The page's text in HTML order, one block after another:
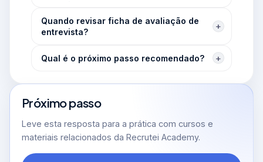
Quando revisar ficha de avaliação de
entrevista?
Qual é o próximo passo recomendado?
Próximo passo
Leve esta resposta para a prática com cursos e
materiais relacionados da Recrutei Academy.